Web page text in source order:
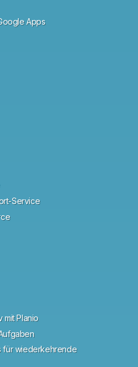
Apps
Service
mit Planio
für wiederkehrende